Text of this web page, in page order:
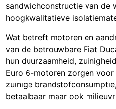
sandwichconstructie van de
hoogkwalitatieve
Wat betreft motoren en
van de betrouwbare Fiat
hun duurzaamheid,
Euro 6-motoren zorgen
zuinige
betaalbaar maar ook